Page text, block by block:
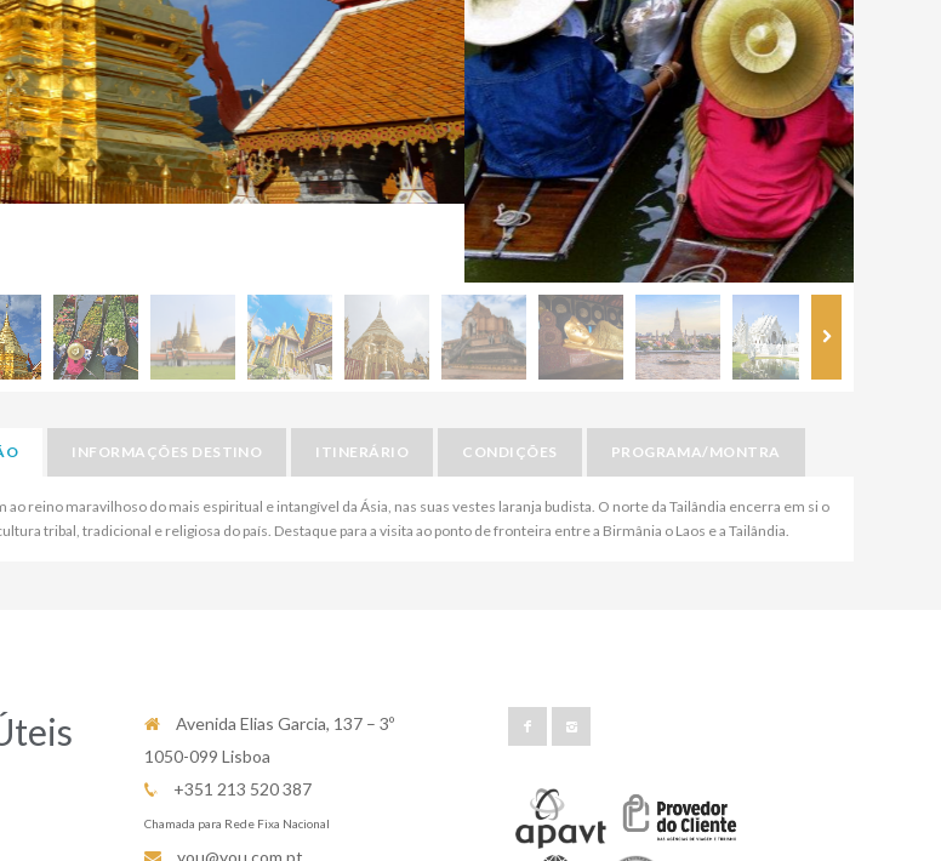
INFORMAÇÕES DESTINO ITINERÁRIO CONDIÇÕES PROGRAMA/MONTRA
ao reino maravilhoso do mais espiritual e intangível da Ásia, nas suas vestes laranja budista. O norte da Tailândia encerra em si o
tribal, tradicional e religiosa do país. Destaque para a visita ao ponto de fronteira entre a Birmânia o Laos e a Tailândia.
Avenida Elias Garcia, 137 – 3º
1050-099 Lisboa
+351 213 520 387
Chamada para Rede Fixa Nacional
you@you.com.pt